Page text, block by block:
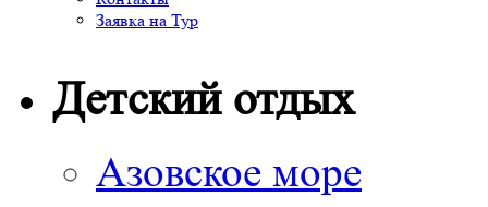
Заявка на Тур
Детский отдых
Азовское море